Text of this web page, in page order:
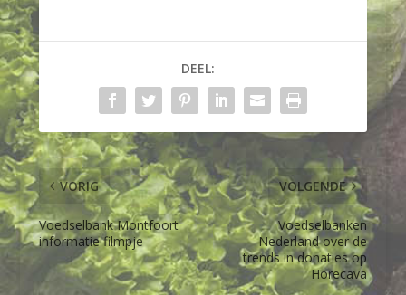
DEEL:
VORIG
Voedselbank Montfoort
informatie filmpje
VOLGENDE
Voedselbanken
Nederland over de
trends in donaties op
Horecava